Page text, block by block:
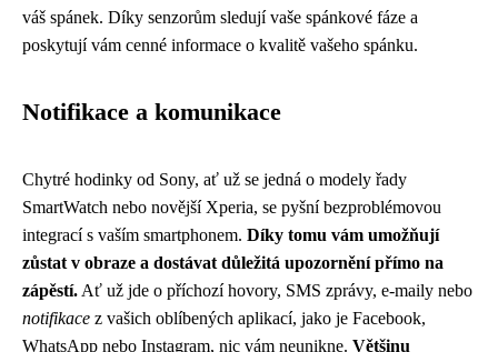
váš spánek. Díky senzorům sledují vaše spánkové fáze a
poskytují vám cenné informace o kvalitě vašeho spánku.
Notifikace a komunikace
Chytré hodinky od Sony, ať už se jedná o modely řady
SmartWatch nebo novější Xperia, se pyšní bezproblémovou
integrací s vaším smartphonem. Díky tomu vám umožňují
zůstat v obraze a dostávat důležitá upozornění přímo na
zápěstí. Ať už jde o příchozí hovory, SMS zprávy, e-maily nebo
notifikace z vašich oblíbených aplikací, jako je Facebook,
WhatsApp nebo Instagram, nic vám neunikne. Většinu